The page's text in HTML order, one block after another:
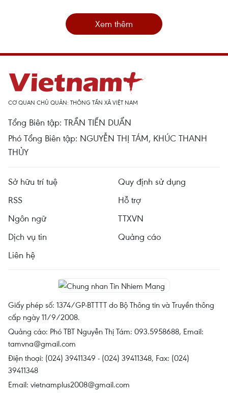
Xem thêm
CƠ QUAN CHỦ QUẢN: THÔNG TẤN XÃ VIỆT NAM
Tổng Biên tập: TRẦN TIẾN DUẨN
Phó Tổng Biên tập: NGUYỄN THỊ TÁM, KHÚC THANH
THỦY
Sở hữu trí tuệ
Quy định sử dụng
RSS
Hỗ trợ
Ngôn ngữ
TTXVN
Dịch vụ tin
Quảng cáo
Liên hệ
Giấy phép số: 1374/GP-BTTTT do Bộ Thông tin và Truyền thông
cấp ngày 11/9/2008.
Quảng cáo: Phó TBT Nguyễn Thị Tám: 093.5958688, Email:
tamvna@gmail.com
Điện thoại: (024) 39411349 - (024) 39411348, Fax: (024)
39411348
Email: vietnamplus2008@gmail.com